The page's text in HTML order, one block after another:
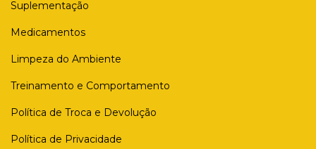
Suplementação
Medicamentos
Limpeza do Ambiente
Treinamento e Comportamento
Política de Troca e Devolução
Política de Privacidade